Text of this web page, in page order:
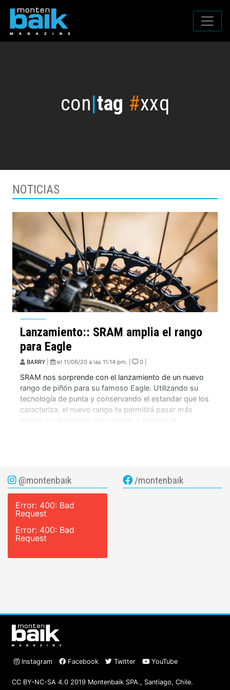
con|tag #xxq
NOTICIAS
Lanzamiento:: SRAM amplia el rango
para Eagle
BARRY el 11/06/20 a las 11:14 pm. | 0 |
SRAM nos sorprende con el lanzamiento de un nuevo
rango de piñón para su famoso Eagle. Utilizando su
tecnología de punta y conservando el estandar que los
caracteriza, el nuevo rango te permitirá pasar más
tiempo en el cambio que quieras, y tendrás la
@montenbaik
Error: 400: Bad
Request
Error: 400: Bad
Request
/montenbaik
Instagram Facebook Twitter YouTube
CC BY-NC-SA 4.0 2019 Montenbaik SPA., Santiago, Chile.